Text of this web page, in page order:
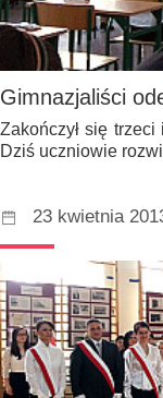
Gimnazjaliści
Zakończył się
Dziś uczniowie
23 kwietnia